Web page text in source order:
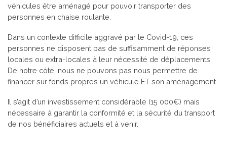
véhicules être aménagé pour pouvoir transporter des
personnes en chaise roulante.
Dans un contexte difficile aggravé par le Covid-19, ces
personnes ne disposent pas de suffisamment de réponses
locales ou extra-locales à leur nécessité de déplacements.
De notre côté, nous ne pouvons pas nous permettre de
financer sur fonds propres un véhicule ET son aménagement.
Il s’agit d’un investissement considérable (15 000€) mais
nécessaire à garantir la conformité et la sécurité du transport
de nos bénéficiaires actuels et à venir.